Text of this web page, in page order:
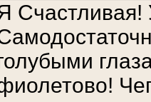
Счастливая!